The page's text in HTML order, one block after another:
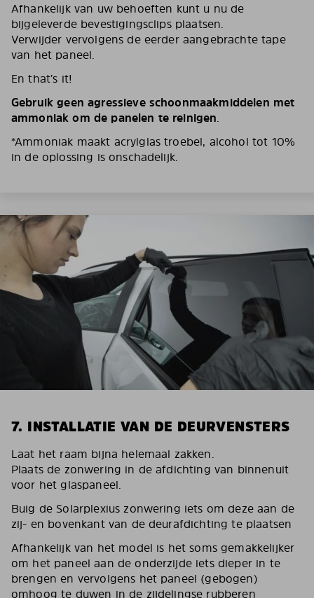
Afhankelijk van uw behoeften kunt u nu de
bijgeleverde bevestigingsclips plaatsen.
Verwijder vervolgens de eerder aangebrachte tape
van het paneel.
En that’s it!
Gebruik geen agressieve schoonmaakmiddelen met
ammoniak om de panelen te reinigen.
*Ammoniak maakt acrylglas troebel, alcohol tot 10%
in de oplossing is onschadelijk.
7. INSTALLATIE VAN DE DEURVENSTERS
Laat het raam bijna helemaal zakken.
Plaats de zonwering in de afdichting van binnenuit
voor het glaspaneel.
Buig de Solarplexius zonwering iets om deze aan de
zij- en bovenkant van de deurafdichting te plaatsen
Afhankelijk van het model is het soms gemakkelijker
om het paneel aan de onderzijde iets dieper in te
brengen en vervolgens het paneel (gebogen)
omhoog te duwen in de zijdelingse rubberen